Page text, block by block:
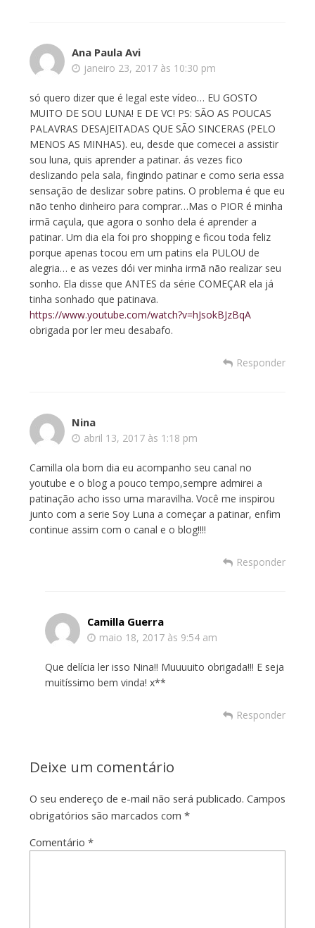
Ana Paula Avi
janeiro 23, 2017 às 10:30 pm
só quero dizer que é legal este vídeo… EU GOSTO
MUITO DE SOU LUNA! E DE VC! PS: SÃO AS POUCAS
PALAVRAS DESAJEITADAS QUE SÃO SINCERAS (PELO
MENOS AS MINHAS). eu, desde que comecei a assistir
sou luna, quis aprender a patinar. ás vezes fico
deslizando pela sala, fingindo patinar e como seria essa
sensação de deslizar sobre patins. O problema é que eu
não tenho dinheiro para comprar…Mas o PIOR é minha
irmã caçula, que agora o sonho dela é aprender a
patinar. Um dia ela foi pro shopping e ficou toda feliz
porque apenas tocou em um patins ela PULOU de
alegria… e as vezes dói ver minha irmã não realizar seu
sonho. Ela disse que ANTES da série COMEÇAR ela já
tinha sonhado que patinava.
https://www.youtube.com/watch?v=hJsokBJzBqA
obrigada por ler meu desabafo.
Responder
Nina
abril 13, 2017 às 1:18 pm
Camilla ola bom dia eu acompanho seu canal no
youtube e o blog a pouco tempo,sempre admirei a
patinação acho isso uma maravilha. Você me inspirou
junto com a serie Soy Luna a começar a patinar, enfim
continue assim com o canal e o blog!!!!
Responder
Camilla Guerra
maio 18, 2017 às 9:54 am
Que delícia ler isso Nina!! Muuuuito obrigada!!! E seja
muitíssimo bem vinda! x**
Responder
Deixe um comentário
O seu endereço de e-mail não será publicado. Campos
obrigatórios são marcados com *
Comentário *